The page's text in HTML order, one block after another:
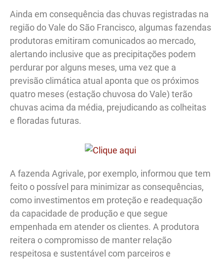
Ainda em consequência das chuvas registradas na
região do Vale do São Francisco, algumas fazendas
produtoras emitiram comunicados ao mercado,
alertando inclusive que as precipitações podem
perdurar por alguns meses, uma vez que a
previsão climática atual aponta que os próximos
quatro meses (estação chuvosa do Vale) terão
chuvas acima da média, prejudicando as colheitas
e floradas futuras.
A fazenda Agrivale, por exemplo, informou que tem
feito o possível para minimizar as consequências,
como investimentos em proteção e readequação
da capacidade de produção e que segue
empenhada em atender os clientes. A produtora
reitera o compromisso de manter relação
respeitosa e sustentável com parceiros e